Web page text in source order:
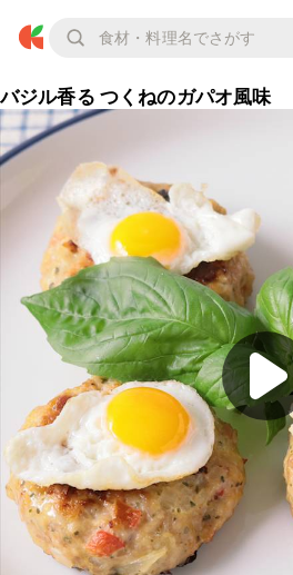
バジル香る つくねのガパオ風味